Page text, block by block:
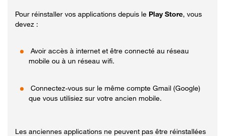
Pour réinstaller vos applications depuis le Play Store, vous
devez :
Avoir accès à internet et être connecté au réseau
mobile ou à un réseau wifi.
Connectez-vous sur le même compte Gmail (Google)
que vous utilisiez sur votre ancien mobile.
Les anciennes applications ne peuvent pas être réinstallées